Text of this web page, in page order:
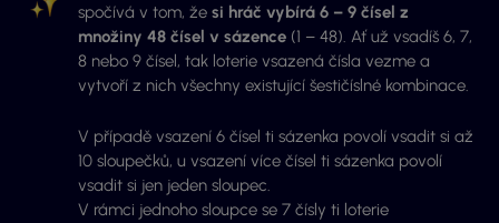
spočívá v tom, že si hráč vybírá 6 – 9 čísel z
množiny 48 čísel v sázence (1 – 48). Ať už vsadíš 6, 7,
8 nebo 9 čísel, tak loterie vsazená čísla vezme a
vytvoří z nich všechny existující šestičíslné kombinace.
V případě vsazení 6 čísel ti sázenka povolí vsadit si až
10 sloupečků, u vsazení více čísel ti sázenka povolí
vsadit si jen jeden sloupec.
V rámci jednoho sloupce se 7 čísly ti loterie